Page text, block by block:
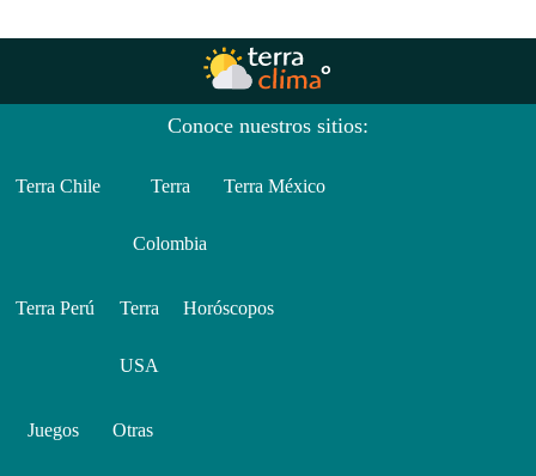
Conoce nuestros sitios:
Terra Chile Terra
Colombia
Terra México
Terra Perú Terra
USA
Horóscopos
Juegos Otras